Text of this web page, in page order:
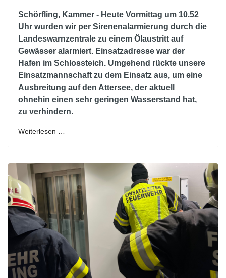
Schörfling, Kammer - Heute Vormittag um 10.52
Uhr wurden wir per Sirenenalarmierung durch die
Landeswarnzentrale zu einem Ölaustritt auf
Gewässer alarmiert. Einsatzadresse war der
Hafen im Schlossteich. Umgehend rückte unsere
Einsatzmannschaft zu dem Einsatz aus, um eine
Ausbreitung auf den Attersee, der aktuell
ohnehin einen sehr geringen Wasserstand hat,
zu verhindern.
Weiterlesen …